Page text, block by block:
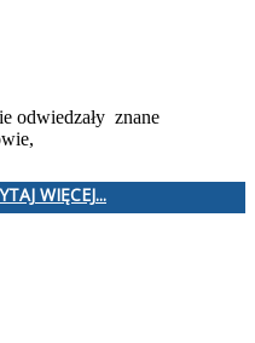
odwiedzały znane
WIĘCEJ...